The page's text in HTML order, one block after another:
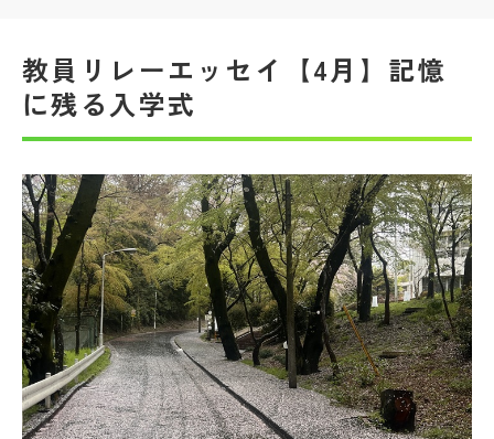
私学探検隊
説明会・イベント情報
よみもの
学校からのお知らせ
学校HP最新情報
教員リレーエッセイ【4月】記憶
に残る入学式